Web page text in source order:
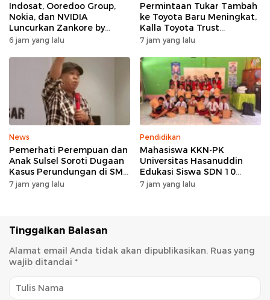
Indosat, Ooredoo Group,
Nokia, dan NVIDIA
Luncurkan Zankore by
Indosat, Siap Layani
dengan Platform
Infrastruktur AI
Terintegerasi
6 jam yang lalu
Permintaan Tukar Tambah
ke Toyota Baru Meningkat,
Kalla Toyota Trust
Catatkan Rekor Baru di Juli
7 jam yang lalu
News
Pemerhati Perempuan dan
Anak Sulsel Soroti Dugaan
Kasus Perundungan di SMP
Negeri 3 Makassar, TPPK
7 jam yang lalu
Pendidikan
Mahasiswa KKN-PK
Universitas Hasanuddin
Edukasi Siswa SDN 10
Otting tentang
7 jam yang lalu
Tinggalkan Balasan
Alamat email Anda tidak akan dipublikasikan. Ruas yang
wajib ditandai *